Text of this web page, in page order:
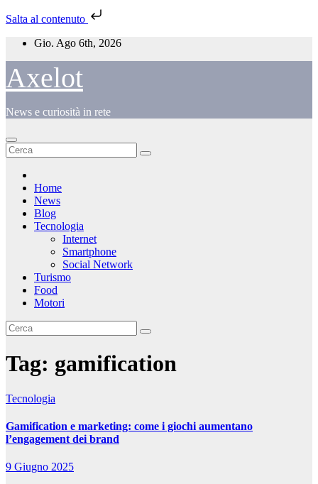
Salta al contenuto
Salta
contenuto
Gio. Ago 6th, 2026
Axelot
News e curiosità in rete
Home
News
Blog
Tecnologia
Internet
Smartphone
Social Network
Turismo
Food
Motori
Tag: gamification
Tecnologia
Gamification e marketing: come i giochi aumentano
l’engagement dei brand
9 Giugno 2025